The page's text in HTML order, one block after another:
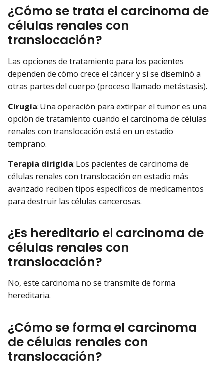
¿Cómo se trata el carcinoma de
células renales con
translocación?
Las opciones de tratamiento para los pacientes
dependen de cómo crece el cáncer y si se diseminó a
otras partes del cuerpo (proceso llamado metástasis).
Cirugía: Una operación para extirpar el tumor es una
opción de tratamiento cuando el carcinoma de células
renales con translocación está en un estadio
temprano.
Terapia dirigida: Los pacientes de carcinoma de
células renales con translocación en estadio más
avanzado reciben tipos específicos de medicamentos
para destruir las células cancerosas.
¿Es hereditario el carcinoma de
células renales con
translocación?
No, este carcinoma no se transmite de forma
hereditaria.
¿Cómo se forma el carcinoma
de células renales con
translocación?